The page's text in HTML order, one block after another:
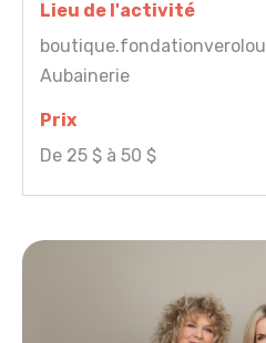
Lieu de l'activité
Aubainerie
Prix
De 25 $ à 50 $